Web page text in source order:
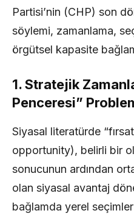
Partisi’nin (CHP) son
söylemi, zamanlama,
örgütsel kapasite
1. Stratejik
Penceresi”
Siyasal literatürde
opportunity), belirli bir
sonucunun ardından
olan siyasal avantaj
bağlamda yerel